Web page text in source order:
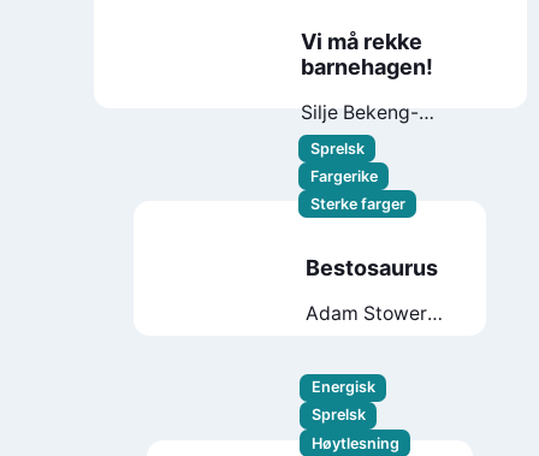
Vi må rekke
barnehagen!
Silje Bekeng-
Flemmen
Marie Fallberg
Sprelsk
Fargerike
Sterke farger
Bestosaurus
Adam Stower
Energisk
Sprelsk
Høytlesning